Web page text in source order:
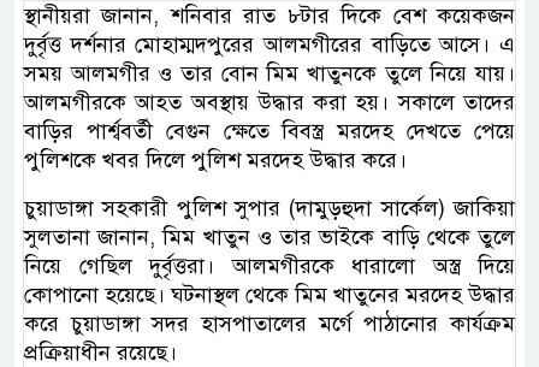
স্থানীয়রা জানান, শনিবার রাত ৮টার দিকে বেশ কয়েকজন
দুর্বৃত্ত দর্শনার মোহাম্মদপুরের আলমগীরের বাড়িতে আসে। এ
সময় আলমগীর ও তার বোন মিম খাতুনকে তুলে নিয়ে যায়।
আলমগীরকে আহত অবস্থায় উদ্ধার করা হয়। সকালে তাদের
বাড়ির পার্শ্ববর্তী বেগুন ক্ষেতে বিবস্ত্র মরদেহ দেখতে পেয়ে
পুলিশকে খবর দিলে পুলিশ মরদেহ উদ্ধার করে।
চুয়াডাঙ্গা সহকারী পুলিশ সুপার (দামুড়হুদা সার্কেল) জাকিয়া
সুলতানা জানান, মিম খাতুন ও তার ভাইকে বাড়ি থেকে তুলে
নিয়ে গেছিল দুর্বৃত্তরা। আলমগীরকে ধারালো অস্ত্র দিয়ে
কোপানো হয়েছে। ঘটনাস্থল থেকে মিম খাতুনের মরদেহ উদ্ধার
করে চুয়াডাঙ্গা সদর হাসপাতালের মর্গে পাঠানোর কার্যক্রম
প্রক্রিয়াধীন রয়েছে।